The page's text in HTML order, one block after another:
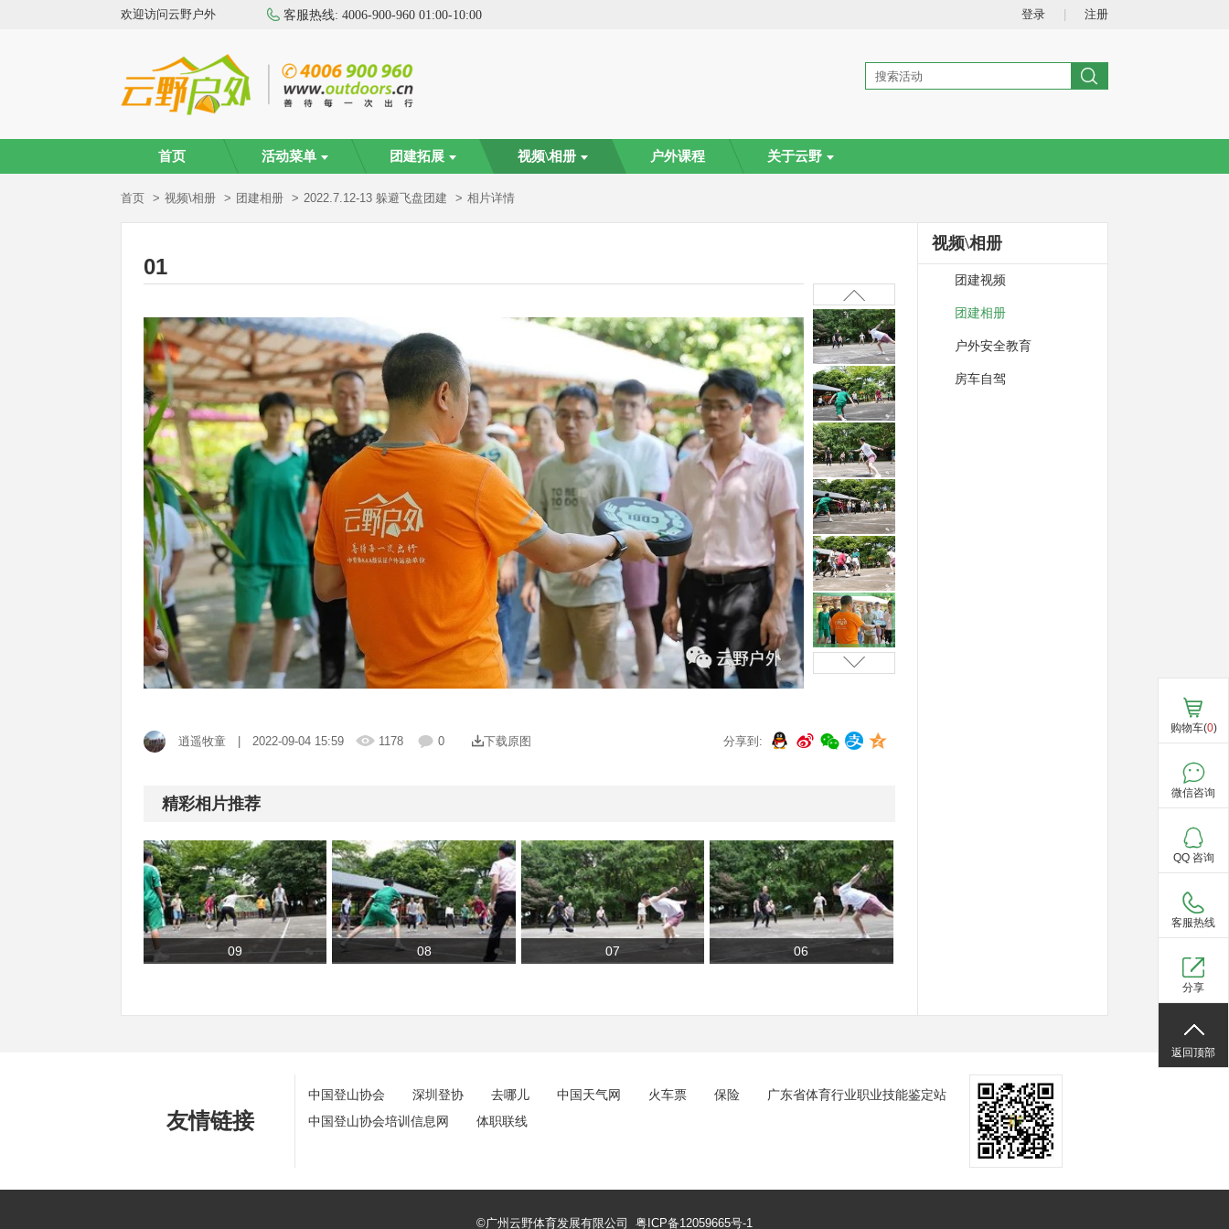
欢迎访问云野户外 客服热线: 4006-900-960 01:00-10:00 登录 注册
首页 活动菜单 团建拓展 视频\相册 户外课程 关于云野
首页 视频\相册 团建相册 2022.7.12-13 躲避飞盘团建 相片详情
视频\相册
团建视频
团建相册
户外安全教育
房车自驾
01
逍遥牧童 | 2022-09-04 15:59 1178 0 下载原图 分享到:
精彩相片推荐
09 08 07 06
友情链接
中国登山协会 深圳登协 去哪儿 中国天气网 火车票 保险
广东省体育行业职业技能鉴定站
中国登山协会培训信息网
体职联线
©广州云野体育发展有限公司 粤ICP备12059665号-1
购物车(0)
微信咨询
QQ 咨询
客服热线
分享
返回顶部